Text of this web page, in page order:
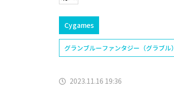
Cygames
グランブルーファンタジー（グラブル）
2023.11.16 19:36